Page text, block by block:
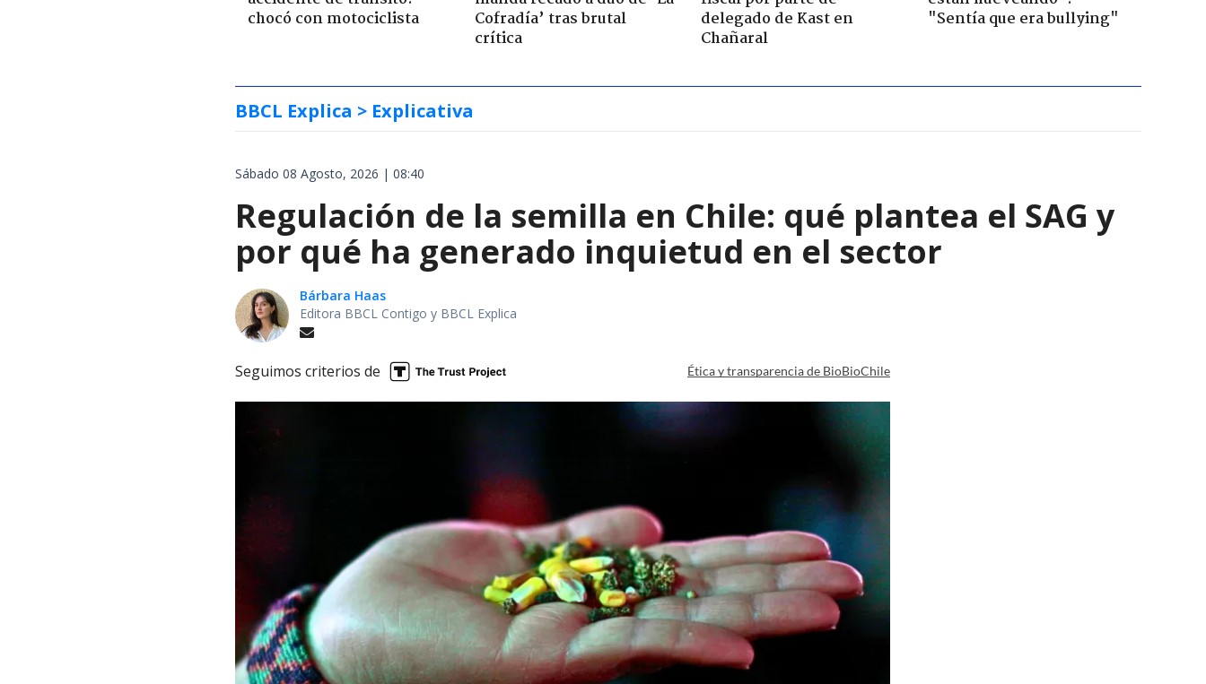
chocó con motociclista
Cofradía’ tras brutal
crítica
delegado de Kast en
Chañaral
"Sentía que era bullying"
BBCL Explica > Explicativa
Sábado 08 Agosto, 2026 | 08:40
Regulación de la semilla en Chile: qué plantea el SAG y
por qué ha generado inquietud en el sector
Bárbara Haas
Editora BBCL Contigo y BBCL Explica
Seguimos criterios de Ética y transparencia de BioBioChile